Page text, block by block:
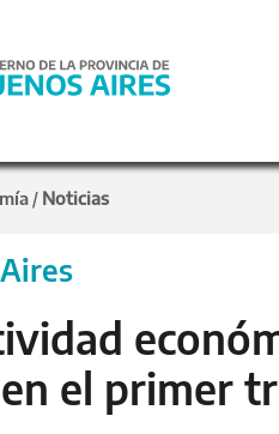
/ Noticias
el primer